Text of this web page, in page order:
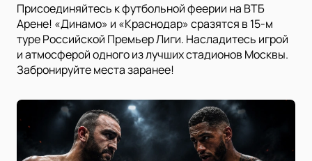
Присоединяйтесь к футбольной феерии на ВТБ
Арене! «Динамо» и «Краснодар» сразятся в 15-м
туре Российской Премьер Лиги. Насладитесь игрой
и атмосферой одного из лучших стадионов Москвы.
Забронируйте места заранее!